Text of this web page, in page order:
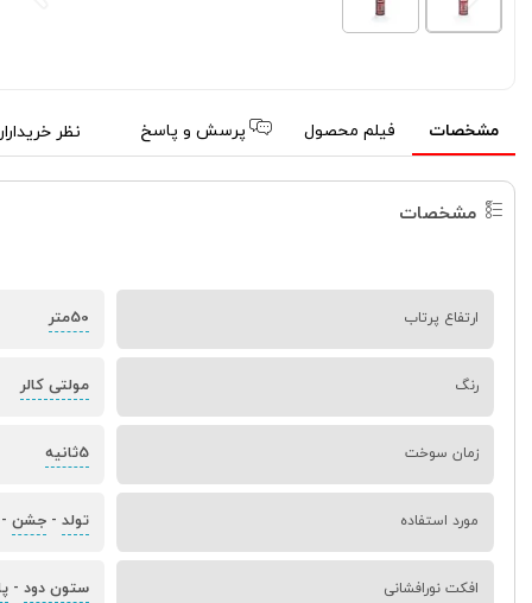
مشخصات فیلم محصول پرسش و پاسخ نظر
مشخصات
ارتفاع پرتاب 50متر
رنگ مولتی کالر
زمان سوخت 5ثانیه
مورد استفاده تولد -جشن
افکت نورافشانی ستون دود -